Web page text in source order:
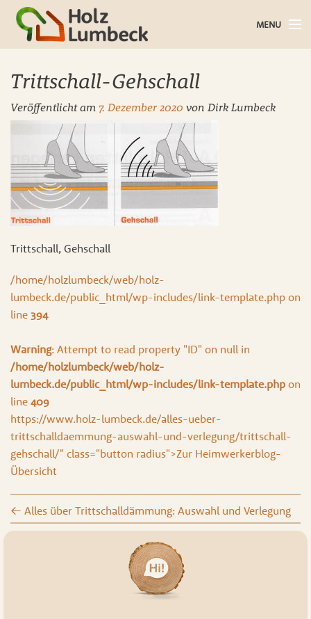
MENU
Holz im Garten
Baustoffe
Service
Blog
Kontakt
Trittschall-Gehschall
Veröffentlicht am 7. Dezember 2020 von Dirk Lumbeck
Trittschall, Gehschall
/home/holzlumbeck/web/holz-
lumbeck.de/public_html/wp-includes/link-template.php on
line 394
Warning: Attempt to read property "ID" on null in
/home/holzlumbeck/web/holz-
lumbeck.de/public_html/wp-includes/link-template.php on
line 409
https://www.holz-lumbeck.de/alles-ueber-
trittschalldaemmung-auswahl-und-verlegung/trittschall-
gehschall/" class="button radius">Zur Heimwerkerblog-
Übersicht
← Alles über Trittschalldämmung: Auswahl und Verlegung